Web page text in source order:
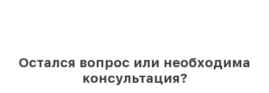
Остался вопрос или необходима
консультация?